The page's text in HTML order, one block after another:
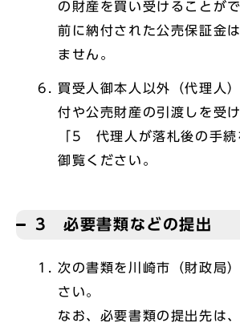
の財産を買い受けることが
前に納付された公売保証金
ません。
買受人御本人以外（代理人
付や公売財産の引渡しを受
「5 代理人が落札後の手続
御覧ください。
3 必要書類などの提出
次の書類を川崎市（財政局
さい。
なお、必要書類の提出先は